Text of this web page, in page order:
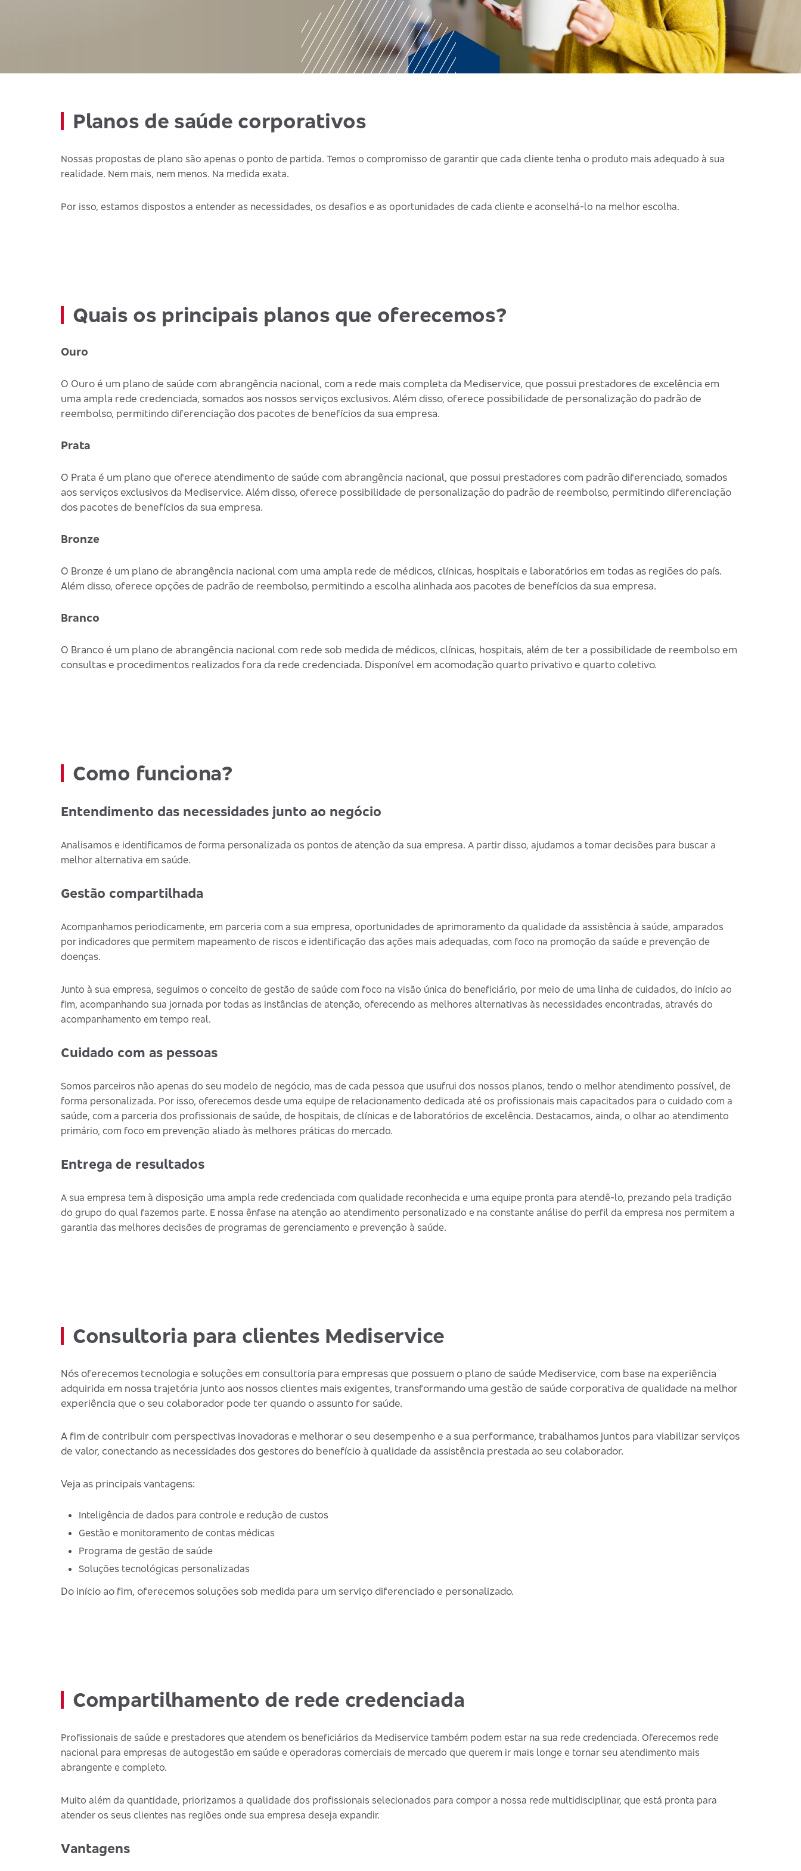
Planos de saúde corporativos
Nossas propostas de plano são apenas o ponto de partida. Temos o compromisso de garantir que cada cliente tenha o produto mais adequado à sua
realidade. Nem mais, nem menos. Na medida exata.
Por isso, estamos dispostos a entender as necessidades, os desafios e as oportunidades de cada cliente e aconselhá-lo na melhor escolha.
Quais os principais planos que oferecemos?
Ouro
O Ouro é um plano de saúde com abrangência nacional, com a rede mais completa da Mediservice, que possui prestadores de excelência em
uma ampla rede credenciada, somados aos nossos serviços exclusivos. Além disso, oferece possibilidade de personalização do padrão de
reembolso, permitindo diferenciação dos pacotes de benefícios da sua empresa.
Prata
O Prata é um plano que oferece atendimento de saúde com abrangência nacional, que possui prestadores com padrão diferenciado, somados
aos serviços exclusivos da Mediservice. Além disso, oferece possibilidade de personalização do padrão de reembolso, permitindo diferenciação
dos pacotes de benefícios da sua empresa.
Bronze
O Bronze é um plano de abrangência nacional com uma ampla rede de médicos, clínicas, hospitais e laboratórios em todas as regiões do país.
Além disso, oferece opções de padrão de reembolso, permitindo a escolha alinhada aos pacotes de benefícios da sua empresa.
Branco
O Branco é um plano de abrangência nacional com rede sob medida de médicos, clínicas, hospitais, além de ter a possibilidade de reembolso em
consultas e procedimentos realizados fora da rede credenciada. Disponível em acomodação quarto privativo e quarto coletivo.
Como funciona?
Entendimento das necessidades junto ao negócio
Analisamos e identificamos de forma personalizada os pontos de atenção da sua empresa. A partir disso, ajudamos a tomar decisões para buscar a
melhor alternativa em saúde.
Gestão compartilhada
Acompanhamos periodicamente, em parceria com a sua empresa, oportunidades de aprimoramento da qualidade da assistência à saúde, amparados
por indicadores que permitem mapeamento de riscos e identificação das ações mais adequadas, com foco na promoção da saúde e prevenção de
doenças.
Junto à sua empresa, seguimos o conceito de gestão de saúde com foco na visão única do beneficiário, por meio de uma linha de cuidados, do início ao
fim, acompanhando sua jornada por todas as instâncias de atenção, oferecendo as melhores alternativas às necessidades encontradas, através do
acompanhamento em tempo real.
Cuidado com as pessoas
Somos parceiros não apenas do seu modelo de negócio, mas de cada pessoa que usufrui dos nossos planos, tendo o melhor atendimento possível, de
forma personalizada. Por isso, oferecemos desde uma equipe de relacionamento dedicada até os profissionais mais capacitados para o cuidado com a
saúde, com a parceria dos profissionais de saúde, de hospitais, de clínicas e de laboratórios de excelência. Destacamos, ainda, o olhar ao atendimento
primário, com foco em prevenção aliado às melhores práticas do mercado.
Entrega de resultados
A sua empresa tem à disposição uma ampla rede credenciada com qualidade reconhecida e uma equipe pronta para atendê-lo, prezando pela tradição
do grupo do qual fazemos parte. E nossa ênfase na atenção ao atendimento personalizado e na constante análise do perfil da empresa nos permitem a
garantia das melhores decisões de programas de gerenciamento e prevenção à saúde.
Consultoria para clientes Mediservice
Nós oferecemos tecnologia e soluções em consultoria para empresas que possuem o plano de saúde Mediservice, com base na experiência
adquirida em nossa trajetória junto aos nossos clientes mais exigentes, transformando uma gestão de saúde corporativa de qualidade na melhor
experiência que o seu colaborador pode ter quando o assunto for saúde.
A fim de contribuir com perspectivas inovadoras e melhorar o seu desempenho e a sua performance, trabalhamos juntos para viabilizar serviços
de valor, conectando as necessidades dos gestores do benefício à qualidade da assistência prestada ao seu colaborador.
Veja as principais vantagens:
Inteligência de dados para controle e redução de custos
Gestão e monitoramento de contas médicas
Programa de gestão de saúde
Soluções tecnológicas personalizadas
Do início ao fim, oferecemos soluções sob medida para um serviço diferenciado e personalizado.
Compartilhamento de rede credenciada
Profissionais de saúde e prestadores que atendem os beneficiários da Mediservice também podem estar na sua rede credenciada. Oferecemos rede
nacional para empresas de autogestão em saúde e operadoras comerciais de mercado que querem ir mais longe e tornar seu atendimento mais
abrangente e completo.
Muito além da quantidade, priorizamos a qualidade dos profissionais selecionados para compor a nossa rede multidisciplinar, que está pronta para
atender os seus clientes nas regiões onde sua empresa deseja expandir.
Vantagens